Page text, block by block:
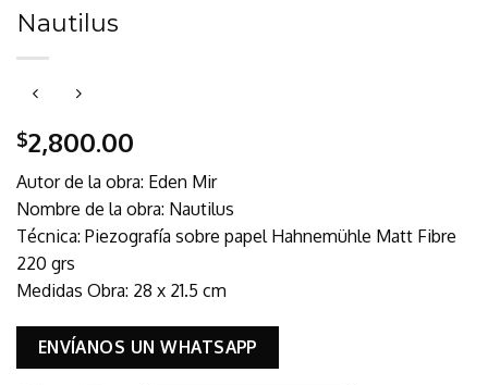
Nautilus
$2,800.00
Autor de la obra: Eden Mir
Nombre de la obra: Nautilus
Técnica: Piezografía sobre papel Hahnemühle Matt Fibre
220 grs
Medidas Obra: 28 x 21.5 cm
ENVÍANOS UN WHATSAPP